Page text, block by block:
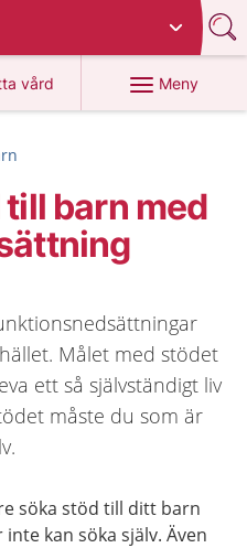
vård
1177.se
Meny
barn med
Målet med stödet
ett så självständigt liv
måste du som är
söka stöd till ditt barn
kan söka själv. Även